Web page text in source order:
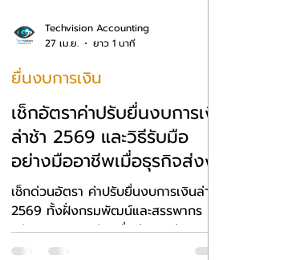
เช็กอัตราค่าปรับยื่นงบการเงิน
ล่าช้า 2569 และวิธีรับมือ
อย่างมืออาชีพเมื่อธุรกิจส่งงบ
ไม่ทันกำหนด
เช็กด่วนอัตรา ค่าปรับยื่นงบการเงินล่าช้า
2569 ทั้งฝั่งกรมพัฒน์และสรรพากร
พร้อมแนวทางแก้ไขเมื่อส่งงบไม่ทัน
กำหนดเพื่อลดความเสียหายต่อธุรกิจ
ยื่นงบการเงิน
Techvision Accounting
27 เม.ย.
ยาว 1 นาที